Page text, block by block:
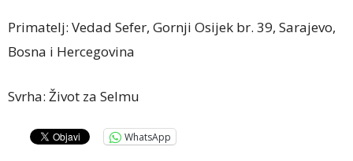
Primatelj: Vedad Sefer, Gornji Osijek br. 39, Sarajevo,
Bosna i Hercegovina
Svrha: Život za Selmu
WhatsApp